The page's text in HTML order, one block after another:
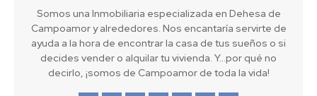
Somos una Inmobiliaria especializada en Dehesa de
Campoamor y alrededores. Nos encantaría servirte de
ayuda a la hora de encontrar la casa de tus sueños o si
decides vender o alquilar tu vivienda. Y...por qué no
decirlo, ¡somos de Campoamor de toda la vida!